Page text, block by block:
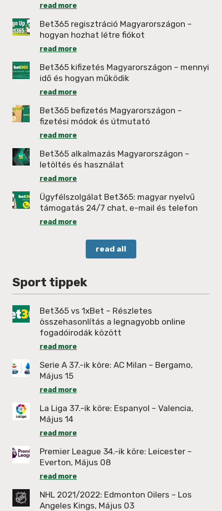
read more
Bet365 regisztráció Magyarországon –
hogyan hozhat létre fiókot
read more
Bet365 kifizetés Magyarországon – mennyi
idő és hogyan működik
read more
Bet365 befizetés Magyarországon –
fizetési módok és útmutató
read more
Bet365 alkalmazás Magyarországon –
letöltés és használat
read more
Ügyfélszolgálat Bet365: magyar nyelvű
támogatás 24/7 chat, e-mail és telefon
read more
read all
Sport tippek
Bet365 vs 1xBet – Részletes
összehasonlítás a legnagyobb online
fogadóirodák között
read more
Serie A 37.-ik köre: AC Milan – Bergamo,
Május 15
read more
La Liga 37.-ik köre: Espanyol – Valencia,
Május 14
read more
Premier League 34.-ik köre: Leicester –
Everton, Május 08
read more
NHL 2021/2022: Edmonton Oilers – Los
Angeles Kings, Május 03